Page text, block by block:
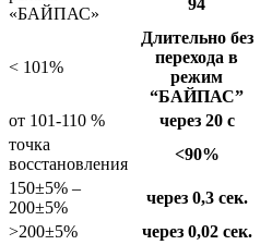
«БАЙПАС»
94
< 101%
Длительно без
перехода в
режим
“БАЙПАС”
от 101-110 %
через 20 с
точка
восстановления
<90%
150±5% –
200±5%
через 0,3 сек.
>200±5%
через 0,02 сек.